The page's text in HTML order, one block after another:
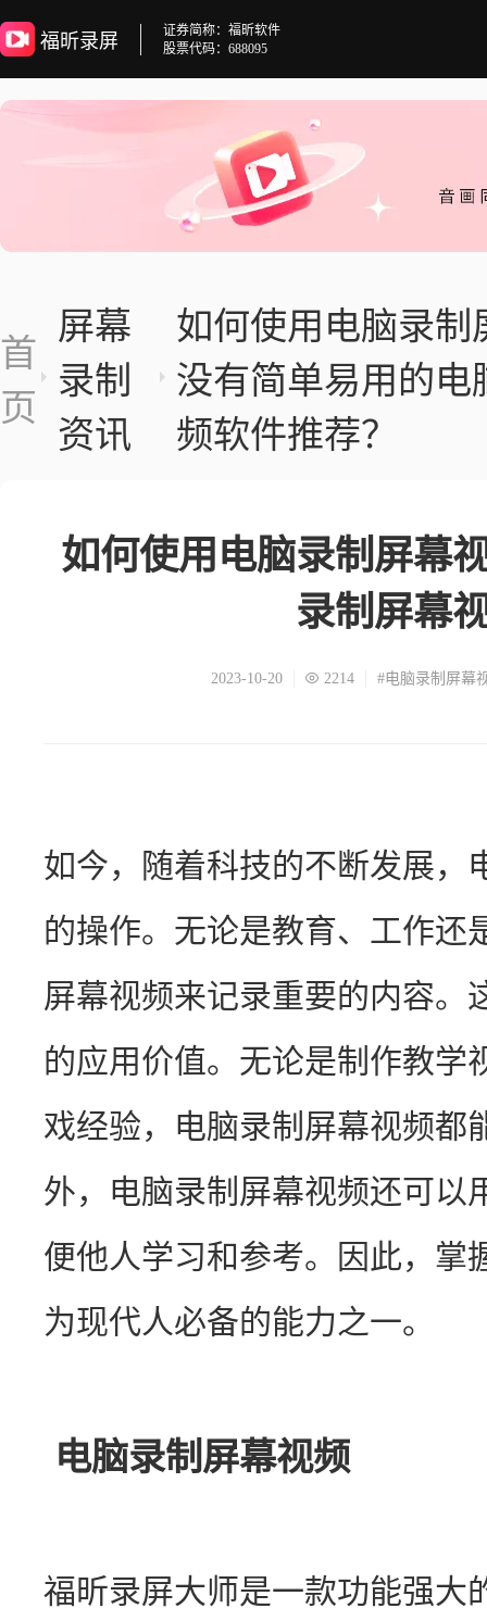
福昕录屏
证券简称：福昕软件
股票代码：688095
首
页
屏幕
录制
资讯
如何使用电脑录制
没有简单易用的电
频软件推荐？
如何使用电脑录制屏幕
录制屏幕
2023-10-20 2214 #电脑录制屏幕
如今，随着科技的不断发展，
的操作。无论是教育、工作还
屏幕视频来记录重要的内容。
的应用价值。无论是制作教学
戏经验，电脑录制屏幕视频都
外，电脑录制屏幕视频还可以
便他人学习和参考。因此，掌
为现代人必备的能力之一。
电脑录制屏幕视频
福昕录屏大师是一款功能强大